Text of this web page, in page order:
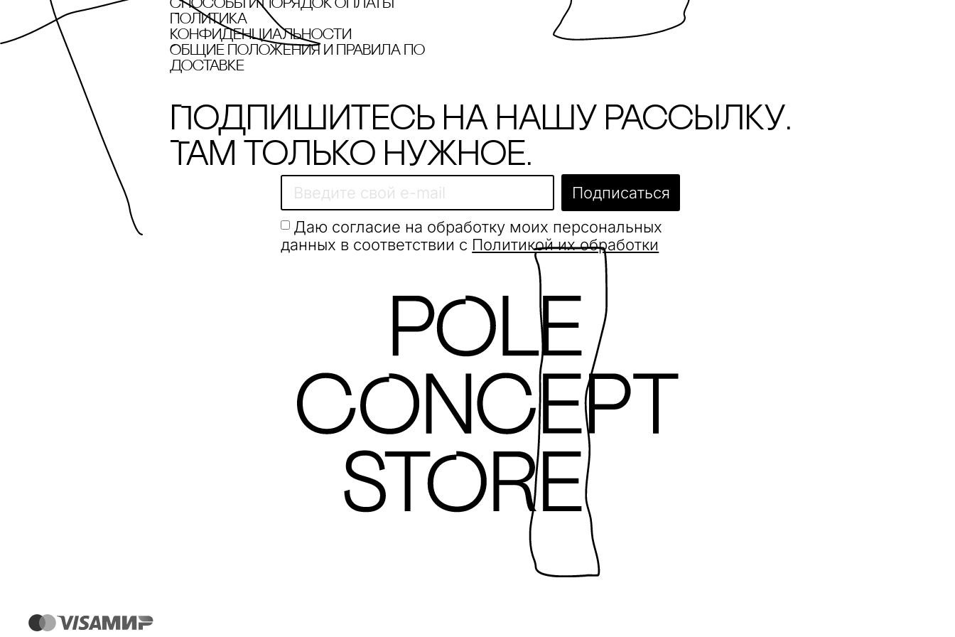
cпособы и порядок оплаты
Политика
конфиденциальности
Общие положения и правила по
доставке
Подпишитесь на нашу рассылку.
Там только нужное.
Даю согласие на обработку моих персональных
данных в соответствии с Политикой их обработки
Подписаться